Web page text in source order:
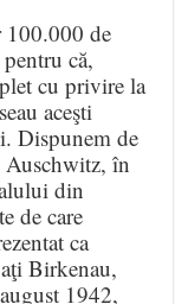
100.000 de
că,
cu privire la
aceşti
Dispunem de
Auschwitz, în
din
de care
ca
Birkenau,
1942,